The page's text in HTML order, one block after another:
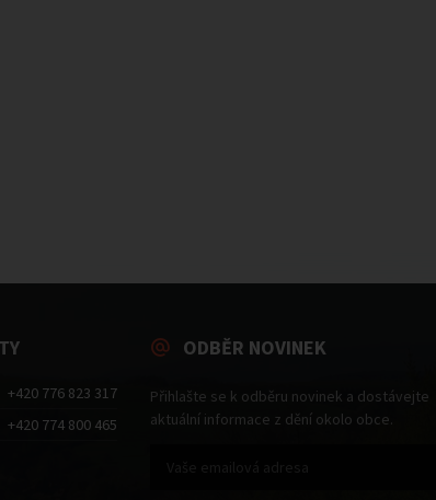
+420 776 823 317
+420 774 800 465
ODBĚR NOVINEK
Přihlašte se k odběru novinek a dostávejte
aktuální informace z dění okolo obce.